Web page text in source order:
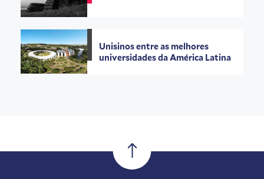
Unisinos entre as melhores
universidades da América Latina